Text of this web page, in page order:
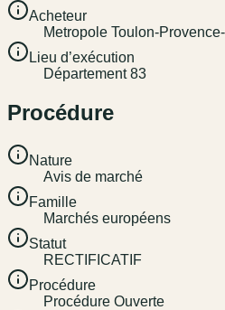
Acheteur
Metropole Toulon-
Lieu d’exécution
Département 83
Procédure
Nature
Avis de marché
Famille
Marchés européens
Statut
RECTIFICATIF
Procédure
Procédure Ouverte